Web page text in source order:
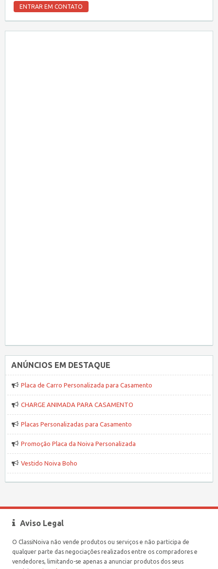
ANÚNCIOS EM DESTAQUE
Placa de Carro Personalizada para Casamento
CHARGE ANIMADA PARA CASAMENTO
Placas Personalizadas para Casamento
Promoção Placa da Noiva Personalizada
Vestido Noiva Boho
Aviso Legal
O ClassiNoiva não vende produtos ou serviços e não participa de
qualquer parte das negociações realizados entre os compradores e
vendedores, limitando-se apenas a anunciar produtos dos seus